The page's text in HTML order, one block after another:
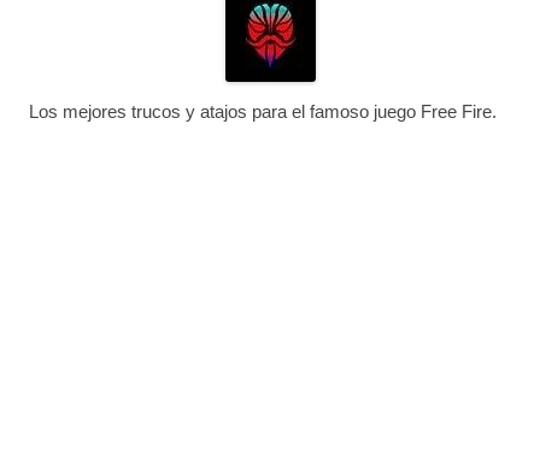
Los mejores trucos y atajos para el famoso juego Free Fire.